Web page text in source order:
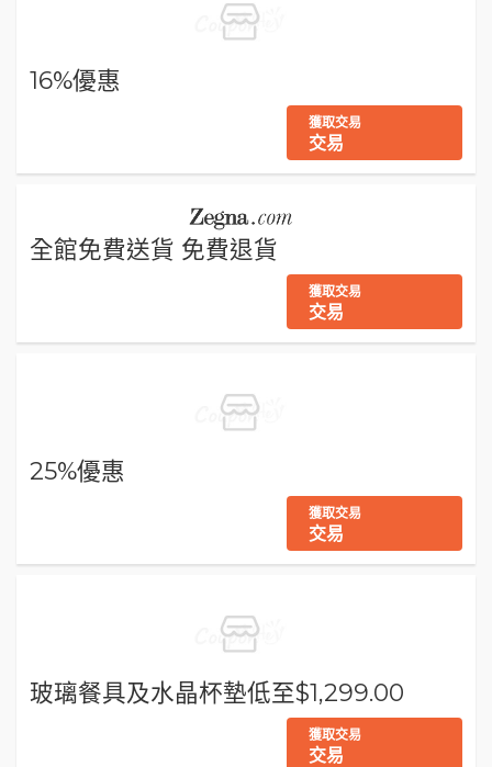
16%優惠
獲取交易
交易
全館免費送貨 免費退貨
獲取交易
交易
25%優惠
獲取交易
交易
玻璃餐具及水晶杯墊低至$1,299.00
獲取交易
交易